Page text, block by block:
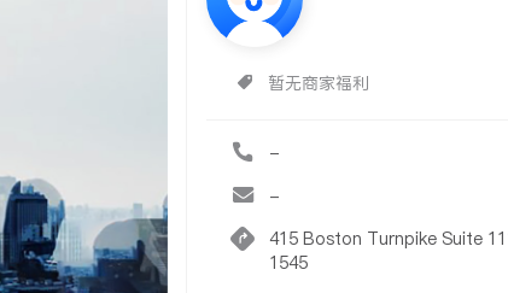
暂无商家福利
-
-
415 Boston Turnpike Suite
1545